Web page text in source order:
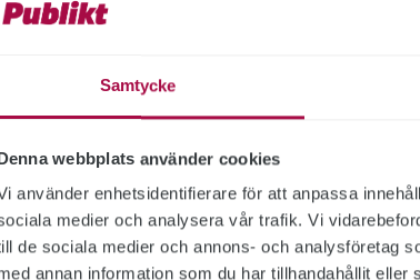
Samtycke
webbplats använder cookies
använder enhetsidentifierare för att anpassa
medier och analysera vår trafik. Vi
de sociala medier och annons- och analysföretag
annan information som du har tillhandahållit
Bild: Polismyndigheten,
myndighetscheferna